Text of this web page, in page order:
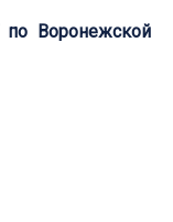
Воронежской